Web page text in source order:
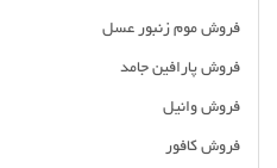
فروش موم زنبور عسل
فروش پارافین جامد
فروش وانیل
فروش کافور